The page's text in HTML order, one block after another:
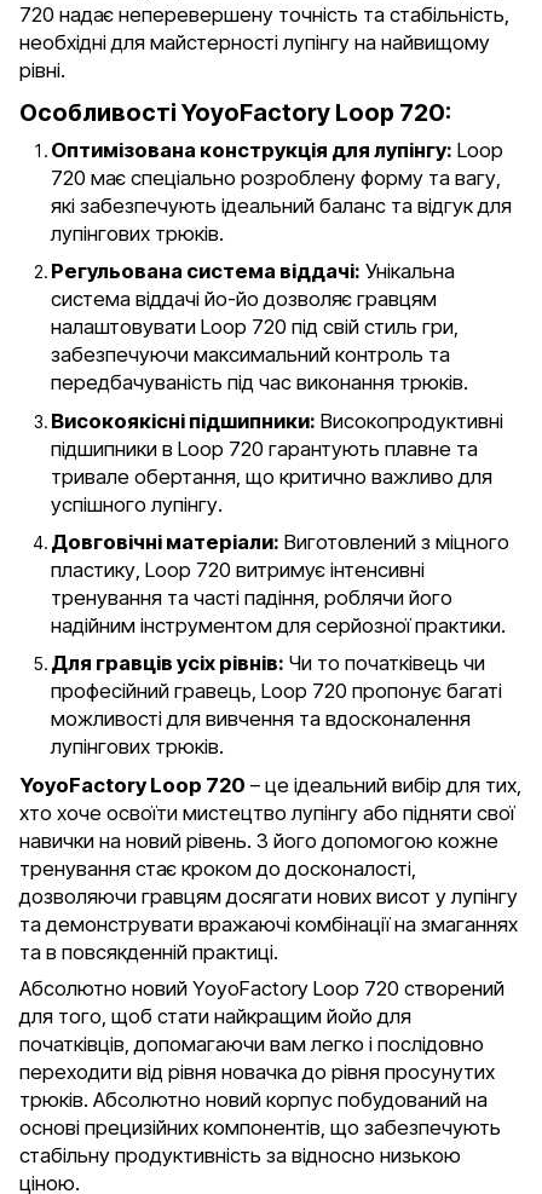
720 надає неперевершену точність та стабільність,
необхідні для майстерності лупінгу на найвищому
рівні.
Особливості YoyoFactory Loop 720:
Оптимізована конструкція для лупінгу: Loop
720 має спеціально розроблену форму та вагу,
які забезпечують ідеальний баланс та відгук для
лупінгових трюків.
Регульована система віддачі: Унікальна
система віддачі йо-йо дозволяє гравцям
налаштовувати Loop 720 під свій стиль гри,
забезпечуючи максимальний контроль та
передбачуваність під час виконання трюків.
Високоякісні підшипники: Високопродуктивні
підшипники в Loop 720 гарантують плавне та
тривале обертання, що критично важливо для
успішного лупінгу.
Довговічні матеріали: Виготовлений з міцного
пластику, Loop 720 витримує інтенсивні
тренування та часті падіння, роблячи його
надійним інструментом для серйозної практики.
Для гравців усіх рівнів: Чи то початківець чи
професійний гравець, Loop 720 пропонує багаті
можливості для вивчення та вдосконалення
лупінгових трюків.
YoyoFactory Loop 720 – це ідеальний вибір для тих,
хто хоче освоїти мистецтво лупінгу або підняти свої
навички на новий рівень. З його допомогою кожне
тренування стає кроком до досконалості,
дозволяючи гравцям досягати нових висот у лупінгу
та демонструвати вражаючі комбінації на змаганнях
та в повсякденній практиці.
Абсолютно новий YoyoFactory Loop 720 створений
для того, щоб стати найкращим йойо для
початківців, допомагаючи вам легко і послідовно
переходити від рівня новачка до рівня просунутих
трюків. Абсолютно новий корпус побудований на
основі прецизійних компонентів, що забезпечують
стабільну продуктивність за відносно низькою
ціною.